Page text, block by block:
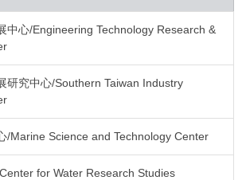
中心/Engineering Technology Research &
研究中心/Southern Taiwan Industry
/Marine Science and Technology Center
for Water Research Studies